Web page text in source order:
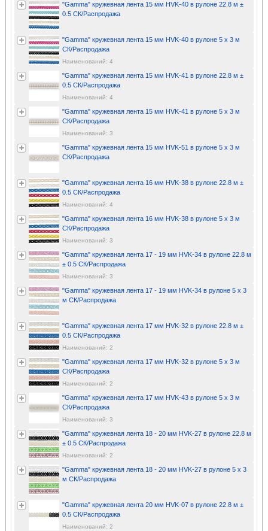
"Gamma" кружевная лента 15 мм HVK-40 в рулоне 22.8 м ±
0.5 СК/Распродажа
"Gamma" кружевная лента 15 мм HVK-40 в рулоне 5 x 3 м
СК/Распродажа
Наименований: 4
"Gamma" кружевная лента 15 мм HVK-41 в рулоне 22.8 м ±
0.5 СК/Распродажа
Наименований: 4
"Gamma" кружевная лента 15 мм HVK-41 в рулоне 5 x 3 м
СК/Распродажа
Наименований: 3
"Gamma" кружевная лента 15 мм HVK-51 в рулоне 5 x 3 м
СК/Распродажа
"Gamma" кружевная лента 16 мм HVK-38 в рулоне 22.8 м ±
0.5 СК/Распродажа
Наименований: 4
"Gamma" кружевная лента 16 мм HVK-38 в рулоне 5 x 3 м
СК/Распродажа
Наименований: 3
"Gamma" кружевная лента 17 - 19 мм HVK-34 в рулоне 22.8 м
± 0.5 СК/Распродажа
Наименований: 3
"Gamma" кружевная лента 17 - 19 мм HVK-34 в рулоне 5 x 3
м СК/Распродажа
"Gamma" кружевная лента 17 мм HVK-32 в рулоне 22.8 м ±
0.5 СК/Распродажа
Наименований: 2
"Gamma" кружевная лента 17 мм HVK-32 в рулоне 5 x 3 м
СК/Распродажа
Наименований: 2
"Gamma" кружевная лента 17 мм HVK-43 в рулоне 5 x 3 м
СК/Распродажа
Наименований: 3
"Gamma" кружевная лента 18 - 20 мм HVK-27 в рулоне 22.8 м
± 0.5 СК/Распродажа
Наименований: 2
"Gamma" кружевная лента 18 - 20 мм HVK-27 в рулоне 5 x 3
м СК/Распродажа
"Gamma" кружевная лента 20 мм HVK-07 в рулоне 22.8 м ±
0.5 СК/Распродажа
Наименований: 2